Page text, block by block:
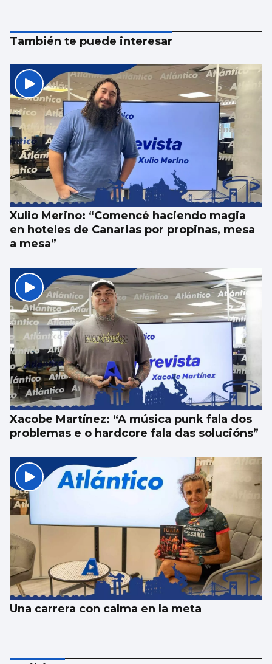
También te puede interesar
Xulio Merino: “Comencé haciendo magia
en hoteles de Canarias por propinas, mesa
a mesa”
Xacobe Martínez: “A música punk fala dos
problemas e o hardcore fala das solucións”
Una carrera con calma en la meta